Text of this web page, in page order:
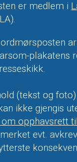
er medlem i
plakatens
(tekst og
ikke gjengis
opphavsrett
evt.